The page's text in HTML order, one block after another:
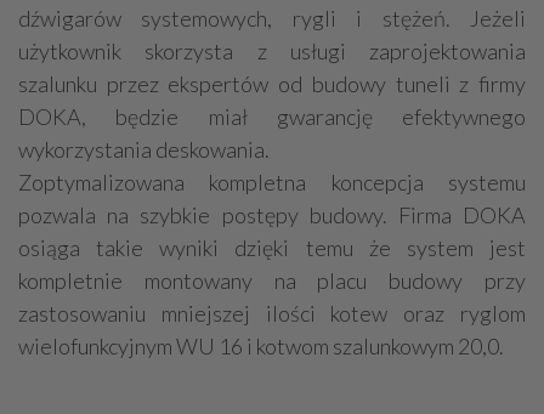
dźwigarów systemowych, rygli i stężeń. Jeżeli
użytkownik skorzysta z usługi zaprojektowania
szalunku przez ekspertów od budowy tuneli z firmy
DOKA, będzie miał gwarancję efektywnego
wykorzystania deskowania.
Zoptymalizowana kompletna koncepcja systemu
pozwala na szybkie postępy budowy. Firma DOKA
osiąga takie wyniki dzięki temu że system jest
kompletnie montowany na placu budowy przy
zastosowaniu mniejszej ilości kotew oraz ryglom
wielofunkcyjnym WU 16 i kotwom szalunkowym 20,0.